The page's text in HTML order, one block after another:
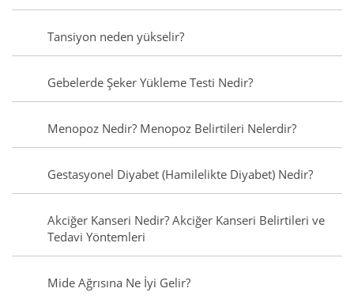
Tansiyon neden yükselir?
Gebelerde Şeker Yükleme Testi Nedir?
Menopoz Nedir? Menopoz Belirtileri Nelerdir?
Gestasyonel Diyabet (Hamilelikte Diyabet) Nedir?
Akciğer Kanseri Nedir? Akciğer Kanseri Belirtileri ve
Tedavi Yöntemleri
Mide Ağrısına Ne İyi Gelir?